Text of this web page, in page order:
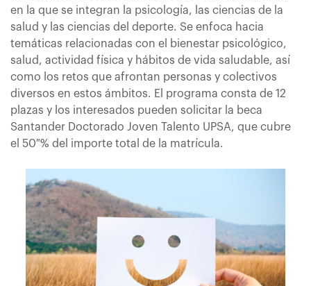
en la que se integran la psicología, las ciencias de la
salud y las ciencias del deporte. Se enfoca hacia
temáticas relacionadas con el bienestar psicológico,
salud, actividad física y hábitos de vida saludable, así
como los retos que afrontan personas y colectivos
diversos en estos ámbitos. El programa consta de 12
plazas y los interesados pueden solicitar la beca
Santander Doctorado Joven Talento UPSA, que cubre
el 50 % del importe total de la matrícula.